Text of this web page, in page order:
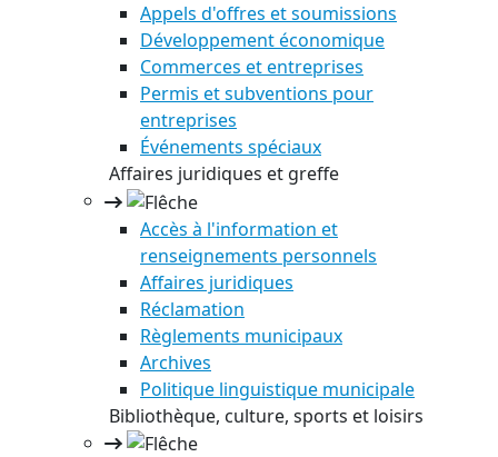
Appels d'offres et soumissions
Développement économique
Commerces et entreprises
Permis et subventions pour
entreprises
Événements spéciaux
Affaires juridiques et greffe
Accès à l'information et
renseignements personnels
Affaires juridiques
Réclamation
Règlements municipaux
Archives
Politique linguistique municipale
Bibliothèque, culture, sports et loisirs